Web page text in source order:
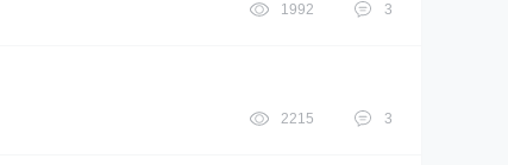
1992 3
2215 3